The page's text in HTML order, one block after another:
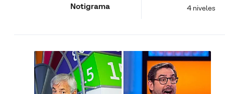
Notigrama 4 niveles